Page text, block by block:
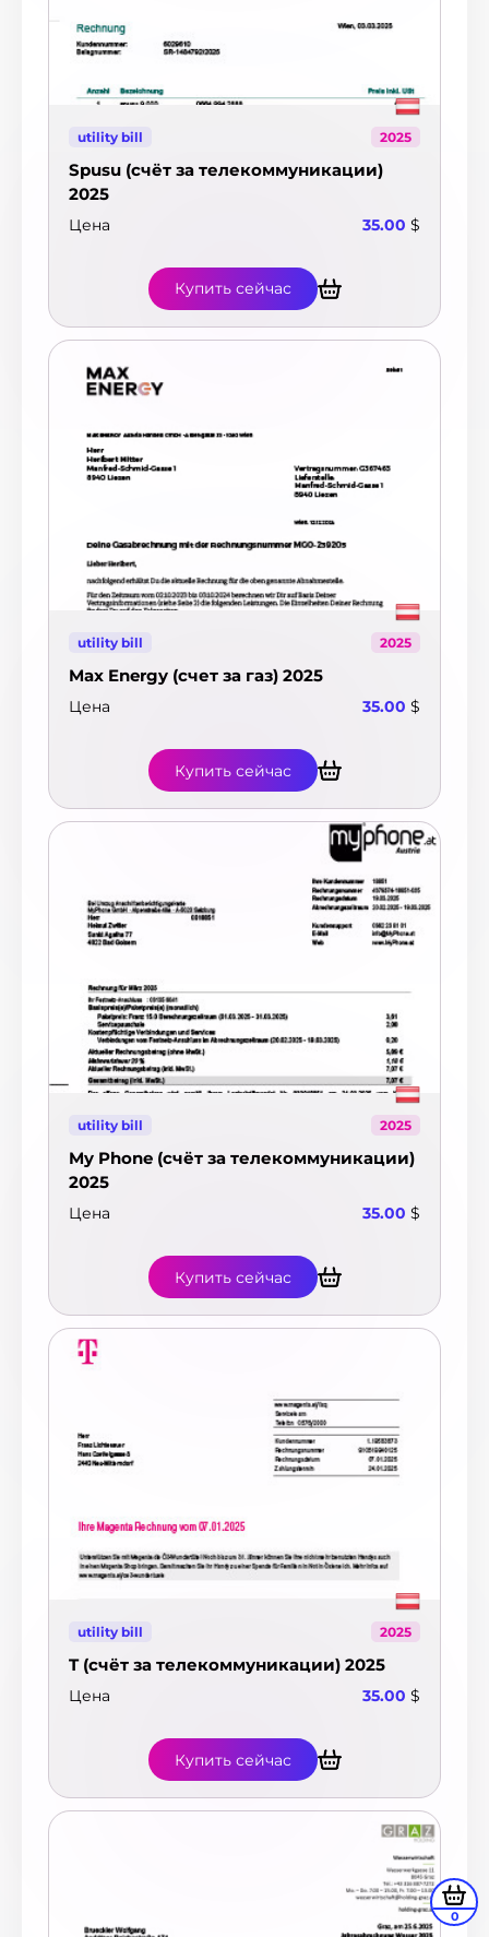
utility bill 2025
Spusu (счёт за телекоммуникации)
2025
Цена 35.00 $
Купить сейчас
utility bill 2025
Max Energy (счет за газ) 2025
Цена 35.00 $
Купить сейчас
utility bill 2025
My Phone (счёт за телекоммуникации)
2025
Цена 35.00 $
Купить сейчас
utility bill 2025
T (счёт за телекоммуникации) 2025
Цена 35.00 $
Купить сейчас
0